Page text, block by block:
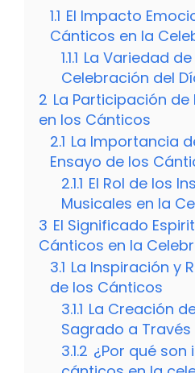
1.1 El Impacto
Cánticos en la
1.1.1 La Variedad
Celebración del
2 La Participación
en los Cánticos
2.1 La Importancia
Ensayo de los
2.1.1 El Rol de los
Musicales en la
3 El Significado
Cánticos en la
3.1 La Inspiración y
de los Cánticos
3.1.1 La Creación
Sagrado a
3.1.2 ¿Por qué